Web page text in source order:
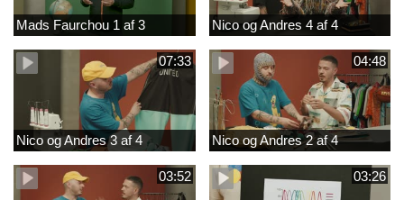
Mads Faurchou 1 af 3 Nico og Andres 4 af 4
07:33
Nico og Andres 3 af 4
04:48
Nico og Andres 2 af 4
03:52 03:26